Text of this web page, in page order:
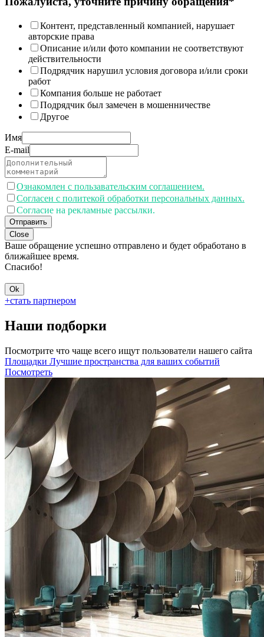
Контент, представленный компанией, нарушает
авторские права
Описание и/или фото компании не соответствуют
действительности
Подрядчик нарушил условия договора и/или сроки
работ
Компания больше не работает
Подрядчик был замечен в мошенничестве
Другое
Имя
E-mail
Ознакомлен с пользавательским соглашением.
Согласен с политекой обработки персональных данных.
Согласие на рекламные рассылки.
Отправить
Close
Ваше обращение успешно отправлено и будет обработано в
ближайшее время.
Спасибо!
Ok
+cтать партнером
Наши подборки
Посмотрите что чаще всего ищут пользователи нашего сайта
Площадки Лучшие пространства для ваших событий
Посмотреть